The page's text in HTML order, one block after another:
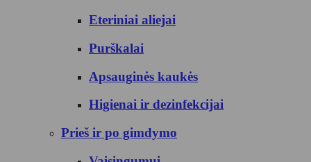
Eteriniai aliejai
Purškalai
Apsauginės kaukės
Higienai ir dezinfekcijai
Prieš ir po gimdymo